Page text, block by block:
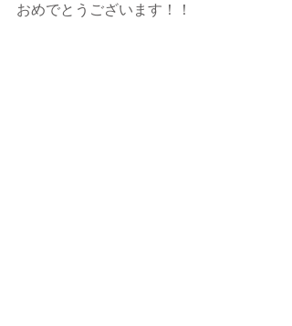
おめでとうございます！！